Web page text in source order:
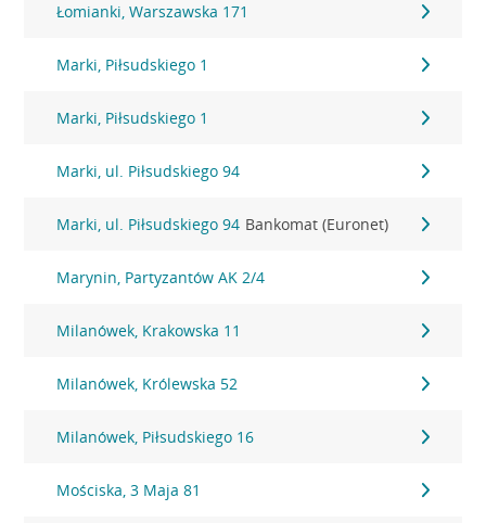
Łomianki, Warszawska 171
Marki, Piłsudskiego 1
Marki, Piłsudskiego 1
Marki, ul. Piłsudskiego 94
Marki, ul. Piłsudskiego 94 Bankomat (Euronet)
Marynin, Partyzantów AK 2/4
Milanówek, Krakowska 11
Milanówek, Królewska 52
Milanówek, Piłsudskiego 16
Mościska, 3 Maja 81